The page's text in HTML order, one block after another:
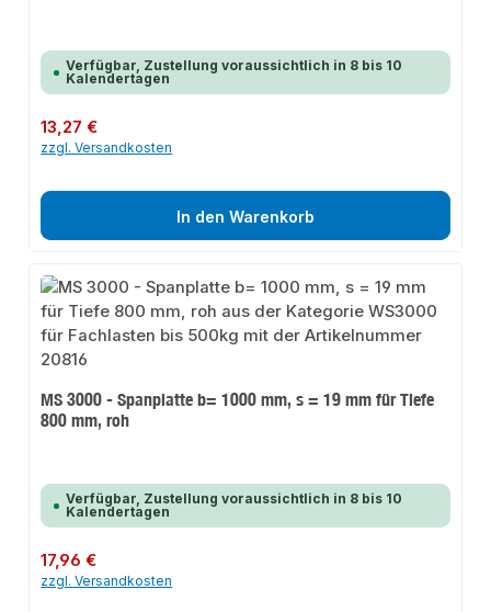
Verfügbar, Zustellung voraussichtlich in 8 bis 10
Kalendertagen
Regulärer Preis:
13,27 €
zzgl. Versandkosten
In den Warenkorb
MS 3000 - Spanplatte b= 1000 mm, s = 19 mm für Tiefe
800 mm, roh
Verfügbar, Zustellung voraussichtlich in 8 bis 10
Kalendertagen
Regulärer Preis:
17,96 €
zzgl. Versandkosten